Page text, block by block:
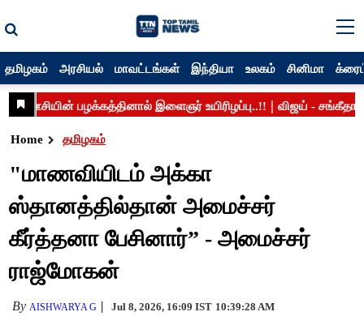
தமிழகம் அரசியல் மாவட்டங்கள் இந்தியா உலகம் சினிமா
Home தமிழகம்
"மாணவியிடம் அக்கா
ஸ்தானத்தில்தான் அமைச்சர்
கீர்த்தனா பேசினார்” - அமைச்சர்
ராஜ்மோகன்
By AISHWARYA G Jul 8, 2026, 16:09 IST 10:39:28 AM